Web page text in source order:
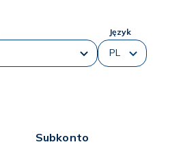
Język
Subkonto